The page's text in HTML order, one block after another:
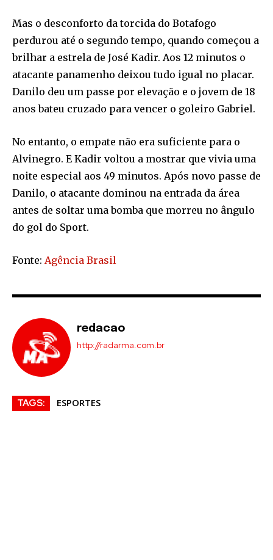
Mas o desconforto da torcida do Botafogo
perdurou até o segundo tempo, quando começou a
brilhar a estrela de José Kadir. Aos 12 minutos o
atacante panamenho deixou tudo igual no placar.
Danilo deu um passe por elevação e o jovem de 18
anos bateu cruzado para vencer o goleiro Gabriel.
No entanto, o empate não era suficiente para o
Alvinegro. E Kadir voltou a mostrar que vivia uma
noite especial aos 49 minutos. Após novo passe de
Danilo, o atacante dominou na entrada da área
antes de soltar uma bomba que morreu no ângulo
do gol do Sport.
Fonte: Agência Brasil
redacao
http://radarma.com.br
TAGS: ESPORTES